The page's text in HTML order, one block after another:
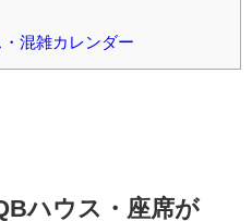
混雑カレンダー
ハウス・座席が